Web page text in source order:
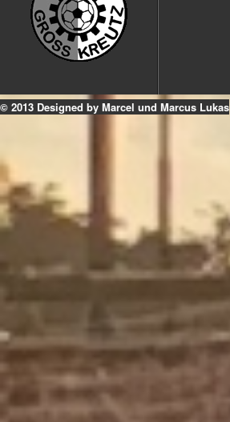
© 2013 Designed by Marcel und Marcus Lukas